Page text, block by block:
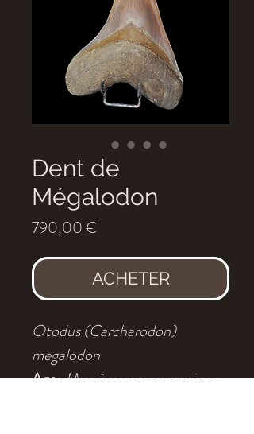
Dent de
Mégalodon
790,00 €
ACHETER
Otodus (Carcharodon)
megalodon
Age: Miocène moyen, environ